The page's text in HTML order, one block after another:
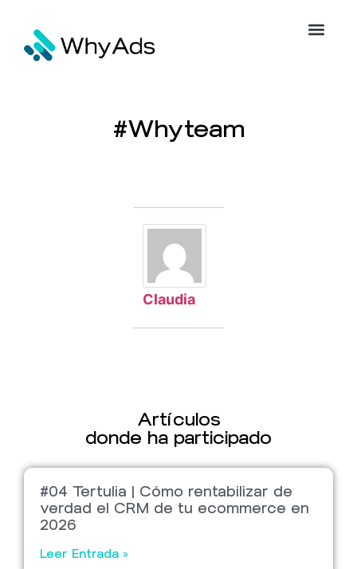
#Whyteam
Claudia
Artículos
donde ha participado
#04 Tertulia | Cómo rentabilizar de
verdad el CRM de tu ecommerce en
2026
Leer Entrada »